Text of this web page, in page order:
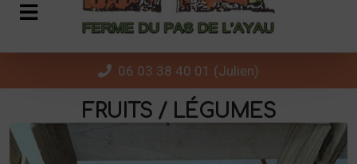
06 03 38 40 01 (Julien)
FRUITS / LÉGUMES